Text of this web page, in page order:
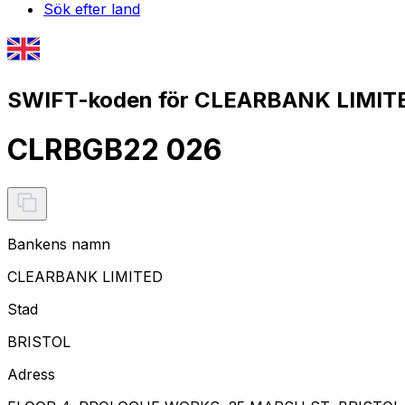
Sök efter land
SWIFT-koden för CLEARBANK
CLRBGB22 026
Bankens namn
CLEARBANK LIMITED
Stad
BRISTOL
Adress